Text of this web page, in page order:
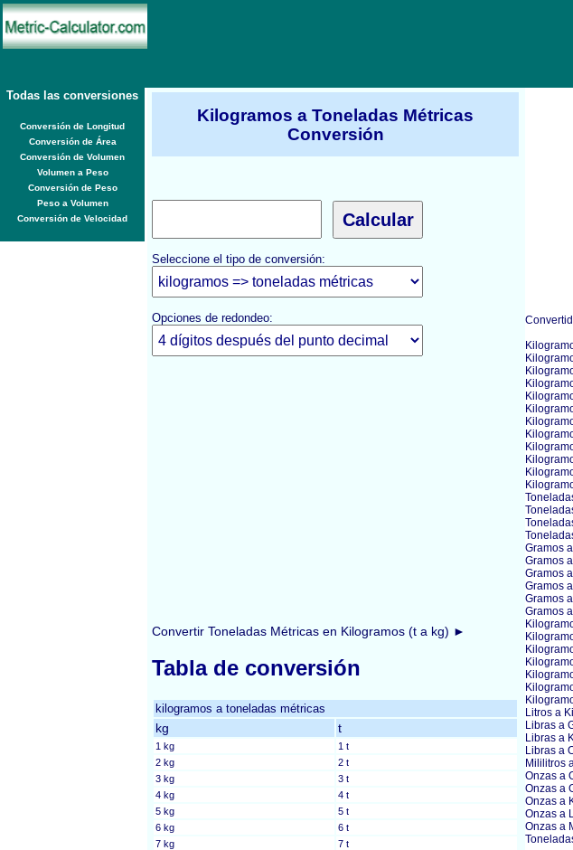
Todas las conversiones
Conversión de Longitud
Conversión de Área
Conversión de Volumen
Volumen a Peso
Conversión de Peso
Peso a Volumen
Conversión de Velocidad
Kilogramos a Toneladas Métricas
Conversión
Seleccione el tipo de conversión:
Opciones de redondeo:
Convertir Toneladas Métricas en Kilogramos (t a kg) ►
Tabla de conversión
kilogramos a toneladas métricas
kg t
1 kg
1 t
2 kg
2 t
3 kg
3 t
4 kg
4 t
5 kg
5 t
6 kg
6 t
7 kg
7 t
Gramos
Gramos
Gramos
Gramos
Gramos
Gramos
Litros a
Libras a
Libras a
Libras a
Mililitros
Onzas a
Onzas a
Onzas a
Onzas a
Onzas a